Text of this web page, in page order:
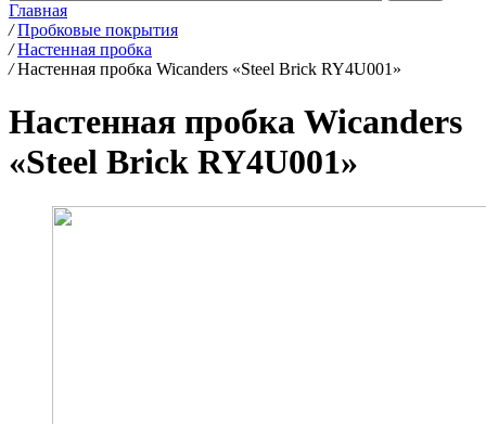
Главная
/ Пробковые покрытия
/ Настенная пробка
/ Настенная пробка Wicanders «Steel Brick RY4U001»
Настенная пробка Wicanders
«Steel Brick RY4U001»